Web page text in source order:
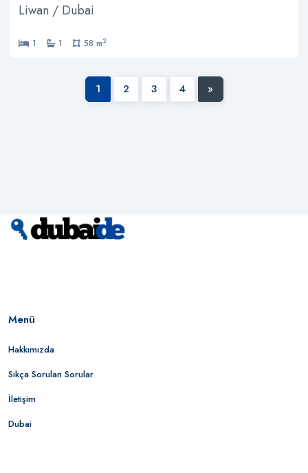
Liwan / Dubai
1 1 58 m2
1 2 3 4 »
Menü
Hakkımızda
Sıkça Sorulan Sorular
İletişim
Dubai